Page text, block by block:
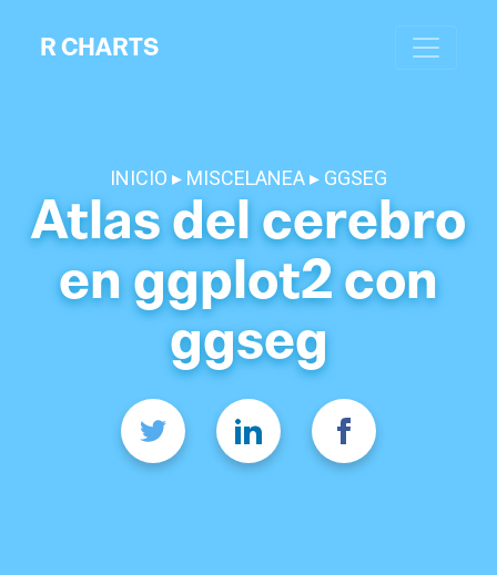
R CHARTS
INICIO MISCELANEA GGSEG
Atlas del cerebro
en ggplot2 con
ggseg